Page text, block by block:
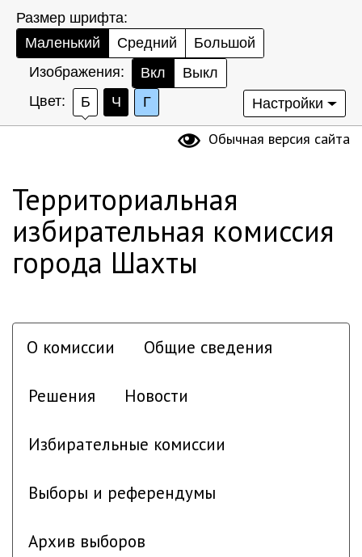
Размер шрифта:
Маленький
Средний
Большой
Изображения:
Вкл
Выкл
Цвет:
Б Ч Г Настройки
Обычная версия сайта
Территориальная
избирательная комиссия
города Шахты
О комиссии Общие сведения
Решения Новости
Избирательные комиссии
Выборы и референдумы
Архив выборов